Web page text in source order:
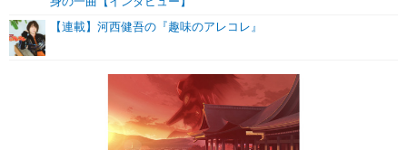
【連載】河西健吾の『趣味のアレコレ』